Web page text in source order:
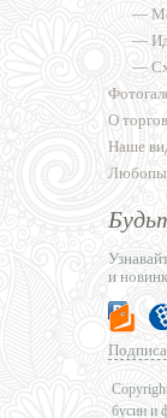
—
—
—
О
Наше
и
бусин и